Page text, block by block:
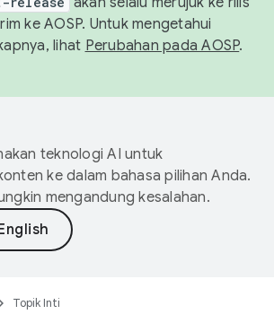
ke AOSP. Untuk mengetahui
lihat Perubahan pada AOSP.
teknologi AI untuk
ke dalam bahasa pilihan Anda.
mengandung kesalahan.
Topik Inti